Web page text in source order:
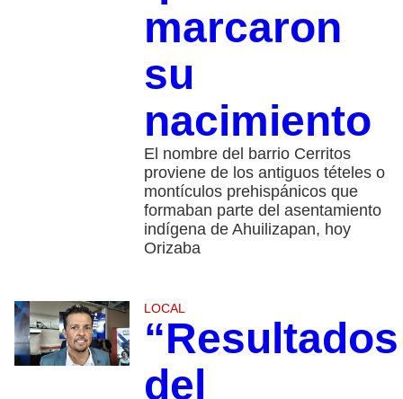
marcaron
su
nacimiento
El nombre del barrio Cerritos
proviene de los antiguos tételes o
montículos prehispánicos que
formaban parte del asentamiento
indígena de Ahuilizapan, hoy
Orizaba
LOCAL
“Resultados
del